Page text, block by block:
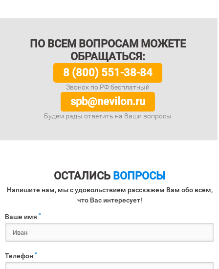
ПО ВСЕМ ВОПРОСАМ МОЖЕТЕ
ОБРАЩАТЬСЯ:
8 (800) 551-38-84
Звонок по РФ бесплатный
spb@nevilon.ru
Будем рады ответить на Ваши вопросы
ОСТАЛИСЬ ВОПРОСЫ
Напишите нам, мы с удовольствием расскажем Вам обо всем,
что Вас интересует!
Ваше имя *
Телефон *